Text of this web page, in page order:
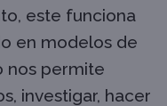
este funciona
en modelos de
nos permite
investigar, hacer